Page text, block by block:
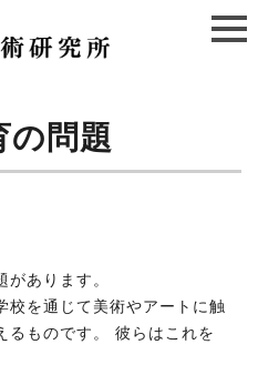
の問題
があります。
校を通じて美術やアートに触
るものです。 彼らはこれを